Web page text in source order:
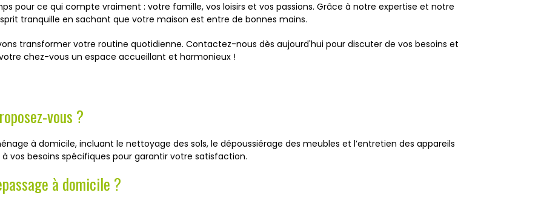
pour ce qui compte vraiment : votre famille, vos loisirs et vos passions. Grâce à notre expertise et notre
tranquille en sachant que votre maison est entre de bonnes mains.
transformer votre routine quotidienne. Contactez-nous dès aujourd'hui pour discuter de vos besoins et
chez-vous un espace accueillant et harmonieux !
vous ?
à domicile, incluant le nettoyage des sols, le dépoussiérage des meubles et l’entretien des appareils
vos besoins spécifiques pour garantir votre satisfaction.
à domicile ?